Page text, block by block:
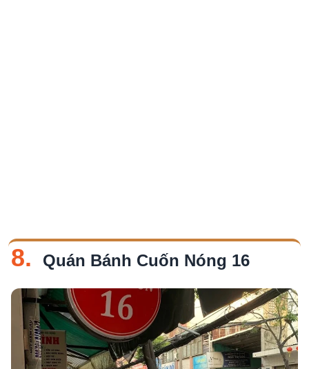
8. Quán Bánh Cuốn Nóng 16